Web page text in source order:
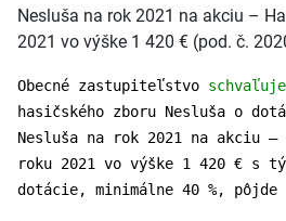
Nesluša na rok 2021 na akciu –
2021 vo výške 1 420 € (pod. č.
Obecné zastupiteľstvo schvaľuje
hasičského zboru Nesluša o
Nesluša na rok 2021 na akciu –
roku 2021 vo výške 1 420 € s
dotácie, minimálne 40 %,